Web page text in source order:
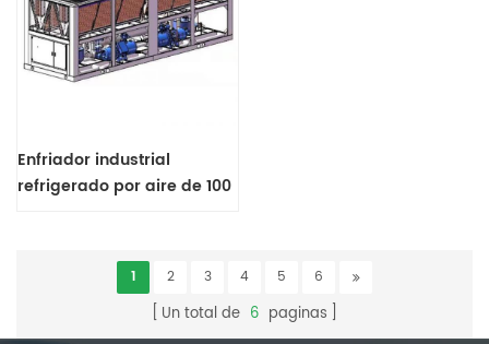
Enfriador industrial
refrigerado por aire de 100
1 2 3 4 5 6
Un total de 6 paginas